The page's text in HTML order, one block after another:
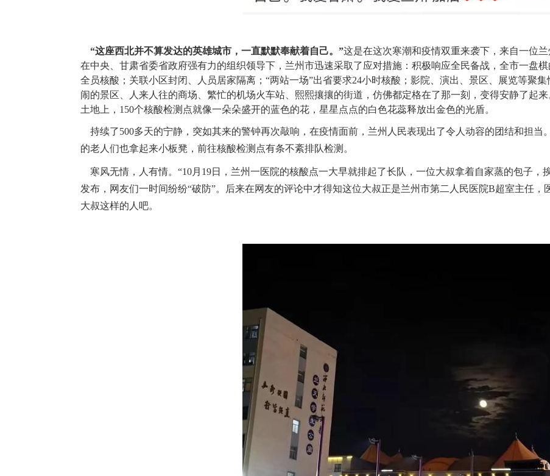
“这座西北并不算发达的英雄城市，一直默默奉献着自己。”这是在这次寒潮和疫情双重来袭下，来自一位
在中央、甘肃省委省政府强有力的组织领导下，兰州市迅速采取了应对措施：积极响应全民备战，全市一盘
全员核酸；关联小区封闭、人员居家隔离；“两站一场”出省要求24小时核酸；影院、演出、景区、展览等聚
闹的景区、人来人往的商场、繁忙的机场火车站、熙熙攘攘的街道，仿佛都定格在了那一刻，变得安静了起
土地上，150个核酸检测点就像一朵朵盛开的蓝色的花，星星点点的白色花蕊释放出金色的光盾。
持续了500多天的宁静，突如其来的警钟再次敲响，在疫情面前，兰州人民表现出了令人动容的团结和担
的老人们也拿起来小板凳，前往核酸检测点有条不紊排队检测。
寒风无情，人有情。 “10月19日，兰州一医院的核酸点一大早就排起了长队，一位大叔拿着自家蒸的包子，
发布，网友们一时间纷纷“破防”。后来在网友的评论中才得知这位大叔正是兰州市第二人民医院B超室主任
大叔这样的人吧。